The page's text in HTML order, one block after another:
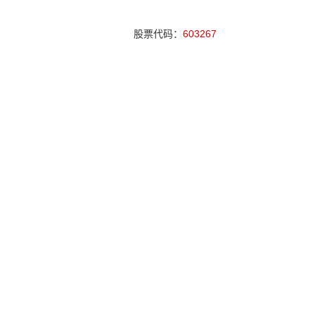
股票代码： 603267